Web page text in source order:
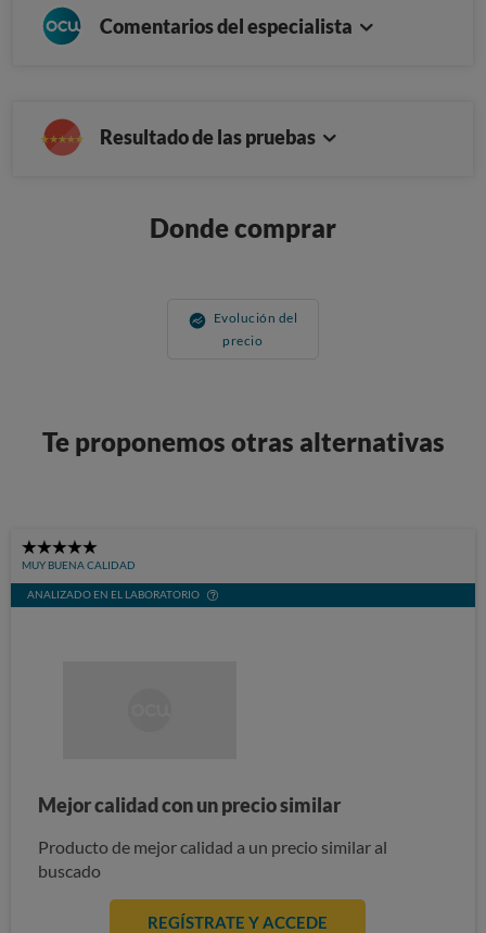
Comentarios del especialista
Resultado de las pruebas
Donde comprar
Evolución del
precio
Te proponemos otras alternativas
5
Stars
MUY BUENA CALIDAD
ANALIZADO EN EL LABORATORIO
Mejor calidad con un precio similar
Producto de mejor calidad a un precio similar al
buscado
REGÍSTRATE Y ACCEDE